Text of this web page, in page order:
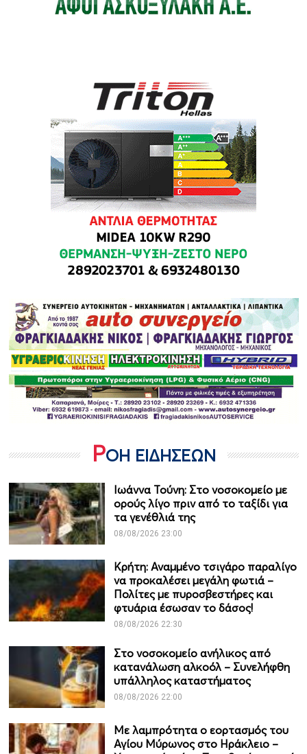
ΡΟΗ ΕΙΔΗΣΕΩΝ
Ιωάννα Τούνη: Στο νοσοκομείο με
ορούς λίγο πριν από το ταξίδι για
τα γενέθλιά της
08/08/2026 23:00
Κρήτη: Αναμμένο τσιγάρο παραλίγο
να προκαλέσει μεγάλη φωτιά –
Πολίτες με πυροσβεστήρες και
φτυάρια έσωσαν το δάσος!
08/08/2026 22:30
Στο νοσοκομείο ανήλικος από
κατανάλωση αλκοόλ – Συνελήφθη
υπάλληλος καταστήματος
08/08/2026 22:00
Με λαμπρότητα ο εορτασμός του
Αγίου Μύρωνος στο Ηράκλειο –